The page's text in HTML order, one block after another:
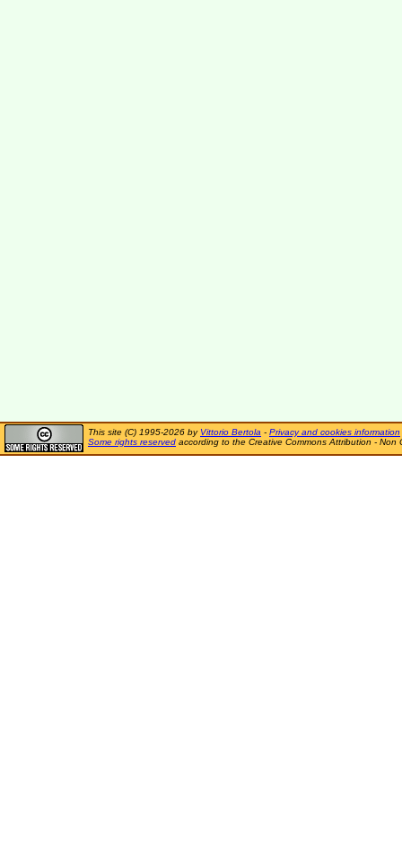
This site (C) 1995-2026 by Vittorio Bertola - Privacy and cookies information
Some rights reserved according to the Creative Commons Attribution - Non